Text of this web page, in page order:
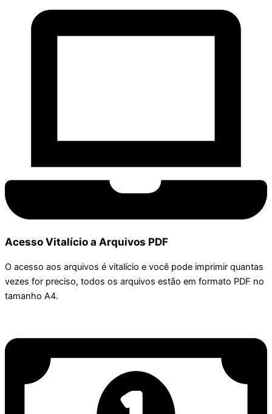
Acesso Vitalício a Arquivos PDF
O acesso aos arquivos é vitalício e você pode imprimir quantas
vezes for preciso, todos os arquivos estão em formato PDF no
tamanho A4.